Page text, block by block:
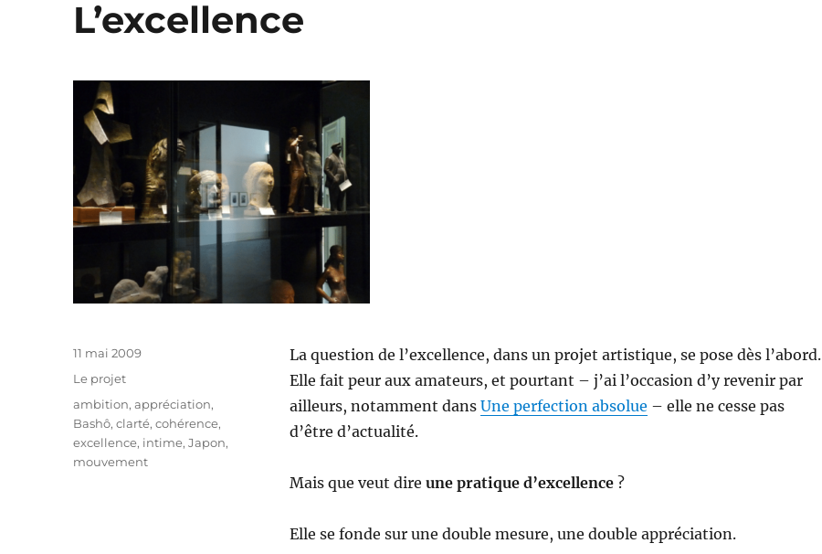
L’excellence
La question de l’excellence, dans un projet artistique, se pose dès l’abord.
Elle fait peur aux amateurs, et pourtant – j’ai l’occasion d’y revenir par
ailleurs, notamment dans Une perfection absolue – elle ne cesse pas
d’être d’actualité.
Mais que veut dire une pratique d’excellence ?
Elle se fonde sur une double mesure, une double appréciation.
Publié
11 mai 2009
Catégories
Le projet
Étiquettes
ambition,appréciation,
Bashô,clarté,cohérence,
excellence, intime,Japon,
mouvement